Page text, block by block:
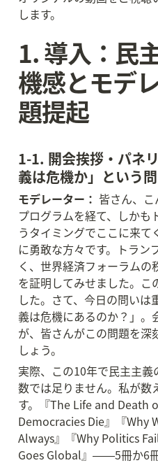
します。
1. 導入：民
機感とモデ
題提起
1-1. 開会挨拶・パネ
義は危機か」という
モデレーター： 皆さん、
プログラムを経て、しかも
うタイミングでここに来て
に勇敢な方々です。トラン
く、世界経済フォーラム
を証明してみせました。こ
した。さて、今日の問いは
義は危機にあるのか？」
が、皆さんがこの問題を深
しょう。
実際、この10年で民主主
数では足りません。私が数
す。『The Life and Death
Democracies Die』『Why
Always』『Why Politics
Goes Global』――5冊か6